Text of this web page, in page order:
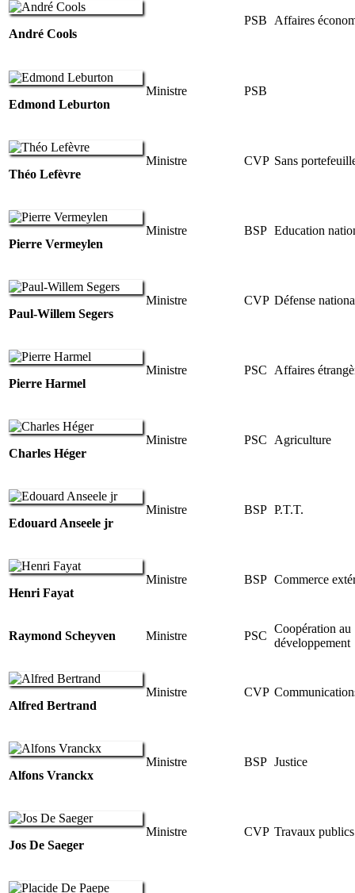
Affaires
André Cools
PSB
Edmond Leburton
Ministre PSB
Théo Lefèvre
Ministre CVP Sans
Pierre Vermeylen
Ministre BSP Education
Paul-Willem Segers
Ministre CVP Défense
Pierre Harmel
Ministre PSC Affaires
Charles Héger
Ministre PSC Agriculture
Edouard Anseele jr
Ministre BSP P.T.T.
Henri Fayat
Ministre BSP Commerce
Raymond Scheyven Ministre PSC
Coopération au
développement
Alfred Bertrand
Ministre CVP
Alfons Vranckx
Ministre BSP Justice
Jos De Saeger
Ministre CVP Travaux publics